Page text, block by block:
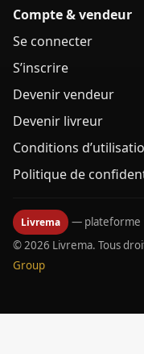
Compte & vendeur
Se connecter
S’inscrire
Devenir vendeur
Devenir livreur
Conditions
Politique de
Livrema
— plateforme
© 2026 Livrema. Tous
Group